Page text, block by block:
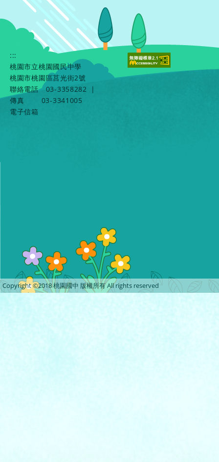
:::
桃園市立桃園國民中學
桃園市桃園區莒光街2號
聯絡電話
03-3358282
|
傳真
03-3341005
電子信箱
Copyright ©2018 桃園國中 版權所有 All rights reserved